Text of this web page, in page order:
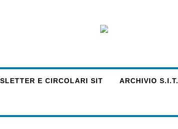
E CIRCOLARI SIT ARCHIVIO S.I.T.